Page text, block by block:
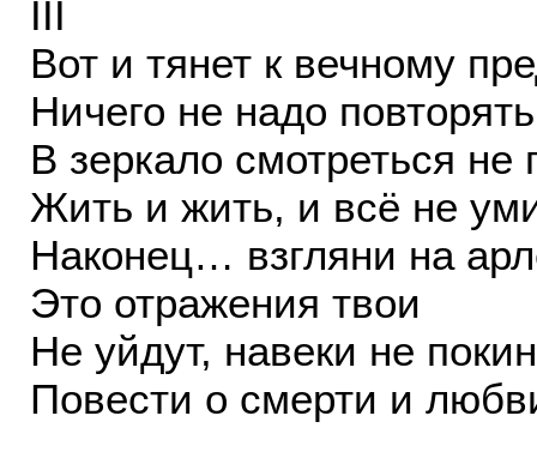
III
Вот и тянет к вечному
Ничего не надо
В зеркало смотреться не
Жить и жить, и всё не
Наконец… взгляни на
Это отражения твои
Не уйдут, навеки не
Повести о смерти и